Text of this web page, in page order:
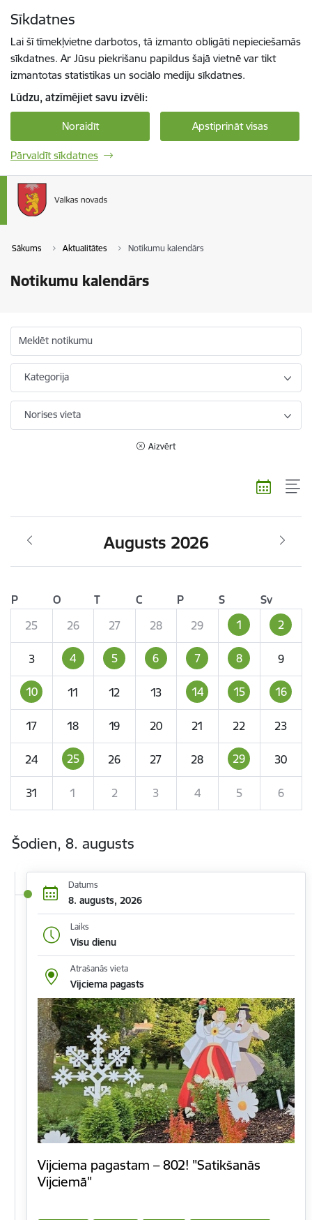
Sīkdatnes
Lai šī tīmekļvietne darbotos, tā izmanto obligāti nepieciešamās
sīkdatnes. Ar Jūsu piekrišanu papildus šajā vietnē var tikt
izmantotas statistikas un sociālo mediju sīkdatnes.
Lūdzu, atzīmējiet savu izvēli:
Noraidīt Apstiprināt visas
Pārvaldīt sīkdatnes
Sākums Aktualitātes Notikumu kalendārs
Notikumu kalendārs
Meklēt notikumu
Kategorija
Norises vieta
Aizvērt
Augusts 2026
P O T C P S
Sv
25
26 27 28 29 1 2
3 4 5 6 7 8 9
10 11 12 13 14 15 16
17 18 19 20 21 22 23
24 25 26 27 28 29 30
31 1 2 3 4 5 6
Šodien, 8. augusts
Datums
8. augusts, 2026
Laiks
Visu dienu
Atrašanās vieta
Vijciema pagasts
Vijciema pagastam – 802! "Satikšanās
Vijciemā"